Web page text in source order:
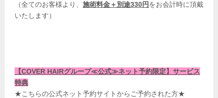
（全てのお客様より、 施術料金＋別途330円をお会計時に頂戴
いたします）​
【COVER HAIRグループ≪公式≫ネット予約限定】サービス
特典
★こちらの公式ネット予約サイトからご予約された方★